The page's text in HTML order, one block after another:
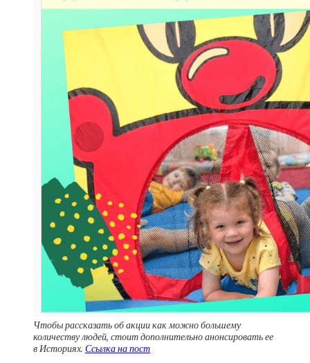
Чтобы рассказать об акции как можно большему
количеству людей, стоит дополнительно анонсировать ее
в Историях. Ссылка на пост